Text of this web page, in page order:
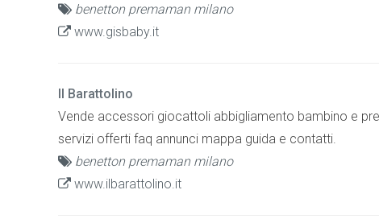
benetton premaman milano
www.gisbaby.it
Il Barattolino
Vende accessori giocattoli abbigliamento bambino e
servizi offerti faq annunci mappa guida e contatti.
benetton premaman milano
www.ilbarattolino.it